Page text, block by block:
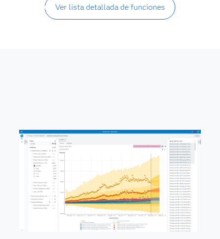
Ver lista detallada de funciones